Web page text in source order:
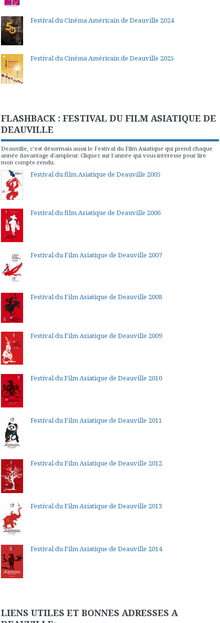
Festival du Cinéma Américain de Deauville 2024
Festival du Cinéma Américain de Deauville 2025
FLASHBACK : FESTIVAL DU FILM ASIATIQUE DE
DEAUVILLE
Deauville, c'est désormais aussi le Festival du Film Asiatique qui prend chaque
année davantage d'ampleur. Cliquez sur l'année qui vous intéresse pour lire
mon compte-rendu.
Festival du film Asiatique de Deauville 2005
Festival du film Asiatique de Deauville 2006
Festival du Film Asiatique de Deauville 2007
Festival du Film Asiatique de Deauville 2008
Festival du Film Asiatique de Deauville 2009
Festival du Film Asiatique de Deauville 2010
Festival du Film Asiatique de Deauville 2011
Festival du Film Asiatique de Deauville 2012
Festival du Film Asiatique de Deauville 2013
Festival du Film Asiatique de Deauville 2014
LIENS UTILES ET BONNES ADRESSES A